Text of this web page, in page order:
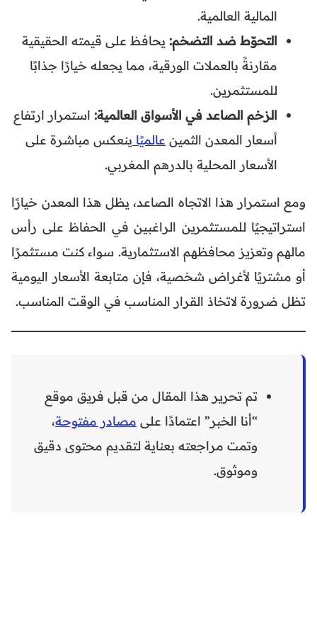
المالية العالمية.
التحوّط ضد التضخم: يحافظ على قيمته الحقيقية
مقارنةً بالعملات الورقية، مما يجعله خيارًا جذابًا
للمستثمرين.
الزخم الصاعد في الأسواق العالمية: استمرار ارتفاع
أسعار المعدن الثمين عالميًا ينعكس مباشرة على
الأسعار المحلية بالدرهم المغربي.
ومع استمرار هذا الاتجاه الصاعد، يظل هذا المعدن خيارًا
استراتيجيًا للمستثمرين الراغبين في الحفاظ على رأس
مالهم وتعزيز محافظهم الاستثمارية. سواء كنت مستثمرًا
أو مشتريًا لأغراض شخصية، فإن متابعة الأسعار اليومية
تظل ضرورة لاتخاذ القرار المناسب في الوقت المناسب.
تم تحرير هذا المقال من قبل فريق موقع
“أنا الخبر” اعتمادًا على مصادر مفتوحة،
وتمت مراجعته بعناية لتقديم محتوى دقيق
وموثوق.